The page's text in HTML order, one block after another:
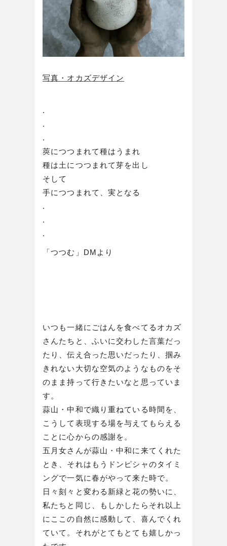
写真・オカズデザイン
.
.
.
莢につつまれて種はうまれ
種は土につつまれて芽を出し
そして
手につつまれて、実となる
.
.
.
「つつむ」DMより
いつも一緒にごはんを食べてるオカズ
さんたちと、ふいに交わした言葉だっ
たり、伝え合った思いだったり、掴み
きれない大切な空気のようなものをそ
のまま持って行きたいなと思っていま
す。
蒜山・中和で織り重ねている時間を、
こうして表現する場を与えてもらえる
ことに心からの感謝を。
五月女さんが蒜山・中和に来てくれた
とき、それはもうドンピシャのタイミ
ングで一気に春がやって来た時で。
日々刻々と変わる新緑と花の勢いに、
私たちと同じ、もしかしたらそれ以上
にここの自然に感動して、喜んでくれ
ていて。それがとてもとても嬉しかっ